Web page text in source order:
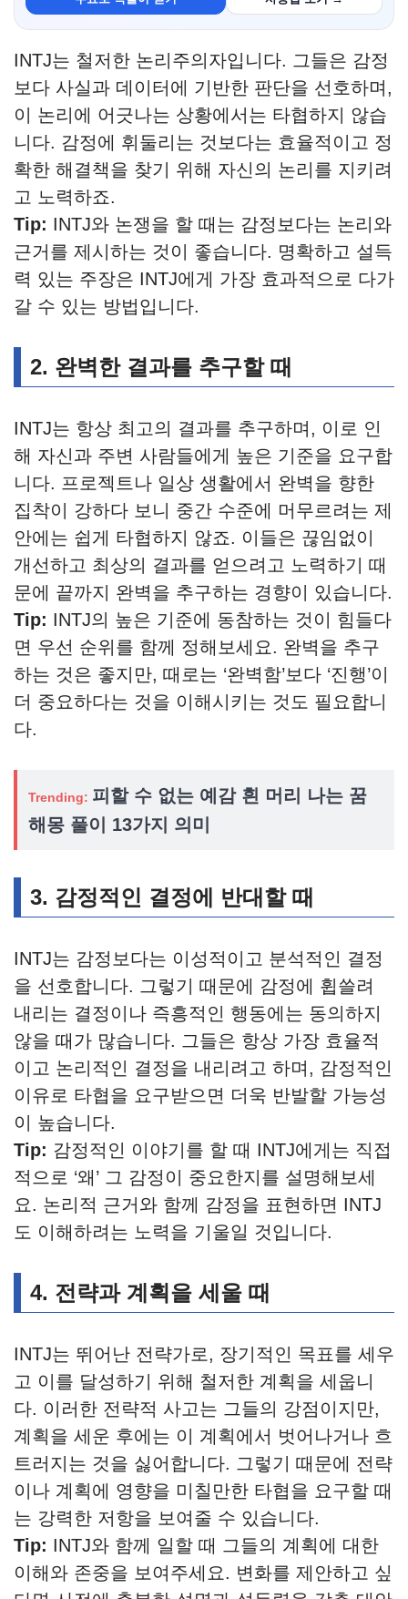
INTJ는 철저한 논리주의자입니다. 그들은 감정
보다 사실과 데이터에 기반한 판단을 선호하며,
이 논리에 어긋나는 상황에서는 타협하지 않습
니다. 감정에 휘둘리는 것보다는 효율적이고 정
확한 해결책을 찾기 위해 자신의 논리를 지키려
고 노력하죠.
Tip: INTJ와 논쟁을 할 때는 감정보다는 논리와
근거를 제시하는 것이 좋습니다. 명확하고 설득
력 있는 주장은 INTJ에게 가장 효과적으로 다가
갈 수 있는 방법입니다.
2. 완벽한 결과를 추구할 때
INTJ는 항상 최고의 결과를 추구하며, 이로 인
해 자신과 주변 사람들에게 높은 기준을 요구합
니다. 프로젝트나 일상 생활에서 완벽을 향한
집착이 강하다 보니 중간 수준에 머무르려는 제
안에는 쉽게 타협하지 않죠. 이들은 끊임없이
개선하고 최상의 결과를 얻으려고 노력하기 때
문에 끝까지 완벽을 추구하는 경향이 있습니다.
Tip: INTJ의 높은 기준에 동참하는 것이 힘들다
면 우선 순위를 함께 정해보세요. 완벽을 추구
하는 것은 좋지만, 때로는 ‘완벽함’보다 ‘진행’이
더 중요하다는 것을 이해시키는 것도 필요합니
다.
Trending: 피할 수 없는 예감 흰 머리 나는 꿈
해몽 풀이 13가지 의미
3. 감정적인 결정에 반대할 때
INTJ는 감정보다는 이성적이고 분석적인 결정
을 선호합니다. 그렇기 때문에 감정에 휩쓸려
내리는 결정이나 즉흥적인 행동에는 동의하지
않을 때가 많습니다. 그들은 항상 가장 효율적
이고 논리적인 결정을 내리려고 하며, 감정적인
이유로 타협을 요구받으면 더욱 반발할 가능성
이 높습니다.
Tip: 감정적인 이야기를 할 때 INTJ에게는 직접
적으로 ‘왜’ 그 감정이 중요한지를 설명해보세
요. 논리적 근거와 함께 감정을 표현하면 INTJ
도 이해하려는 노력을 기울일 것입니다.
4. 전략과 계획을 세울 때
INTJ는 뛰어난 전략가로, 장기적인 목표를 세우
고 이를 달성하기 위해 철저한 계획을 세웁니
다. 이러한 전략적 사고는 그들의 강점이지만,
계획을 세운 후에는 이 계획에서 벗어나거나 흐
트러지는 것을 싫어합니다. 그렇기 때문에 전략
이나 계획에 영향을 미칠만한 타협을 요구할 때
는 강력한 저항을 보여줄 수 있습니다.
Tip: INTJ와 함께 일할 때 그들의 계획에 대한
이해와 존중을 보여주세요. 변화를 제안하고 싶